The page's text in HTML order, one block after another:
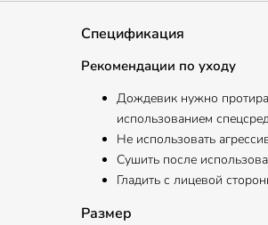
Спецификация
Рекомендации по уходу
Дождевик нужно
использованием
Не использовать
Сушить после
Гладить с лицевой
Размер